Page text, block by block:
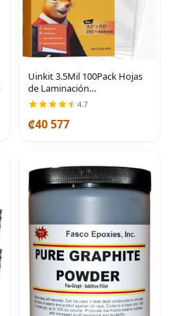
Uinkit 3.5Mil 100Pack Hojas
de Laminación
Transparentes, Tamaño
de 11.5 x 17.5 Pulgadas,
4.7
₡40 577